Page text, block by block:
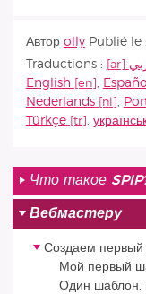
Автор olly Publié le :
Traductions :
English
, Español
Nederlands
,
Türkçe
,
Что такое
Вебмастеру
Создаем
Мой первый
Один шаблон,